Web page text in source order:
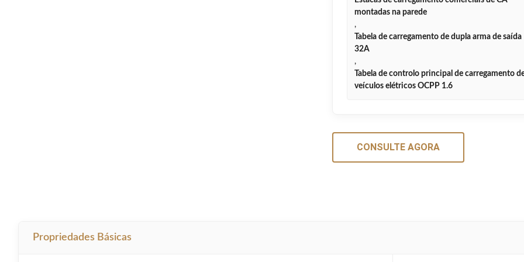
montadas na parede
,
Tabela de carregamento de dupla arma de saída
32A
,
Tabela de controlo principal de carregamento
veículos elétricos OCPP 1.6
CONSULTE AGORA
Propriedades Básicas